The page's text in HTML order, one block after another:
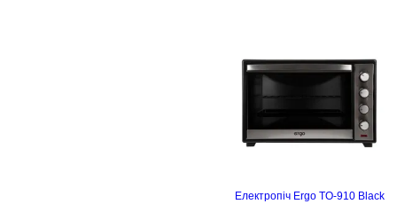
Електропіч Ergo TO-910 Black